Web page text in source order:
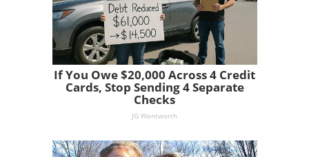
If You Owe $20,000 Across 4 Credit
Cards, Stop Sending 4 Separate
Checks
JG Wentworth